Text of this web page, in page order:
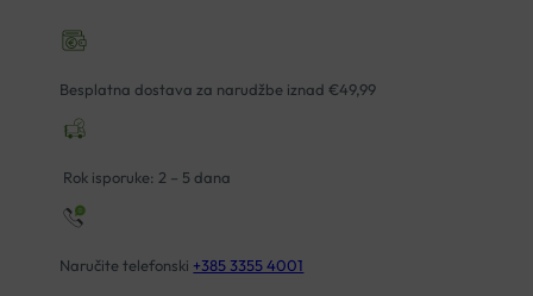
ZA
ŽVAKANJE
količina
Besplatna dostava za narudžbe iznad €49,99
Rok isporuke: 2 – 5 dana
Naručite telefonski +385 3355 4001